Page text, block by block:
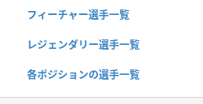
フィーチャー選手一覧
レジェンダリー選手一覧
各ポジションの選手一覧